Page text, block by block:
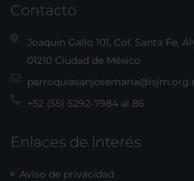
Contacto
Joaquín Gallo 101, Col. Santa Fe,
01210 Ciudad de México
+52 (55) 5292-7984 al 86
Enlaces de interés
Aviso de privacidad